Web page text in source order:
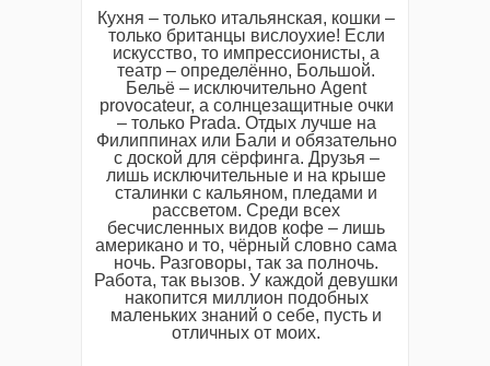
Кухня – только итальянская, кошки –
только британцы вислоухие! Если
искусство, то импрессионисты, а
театр – определённо, Большой.
Бельё – исключительно Agent
provocateur, а солнцезащитные очки
– только Prada. Отдых лучше на
Филиппинах или Бали и обязательно
с доской для сёрфинга. Друзья –
лишь исключительные и на крыше
сталинки с кальяном, пледами и
рассветом. Среди всех
бесчисленных видов кофе – лишь
американо и то, чёрный словно сама
ночь. Разговоры, так за полночь.
Работа, так вызов. У каждой девушки
накопится миллион подобных
маленьких знаний о себе, пусть и
отличных от моих.